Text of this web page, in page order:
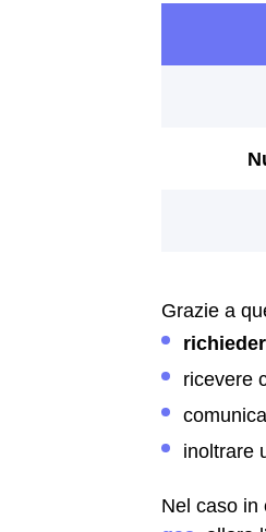
Grazie a
ricevere
inoltrare
Nel caso